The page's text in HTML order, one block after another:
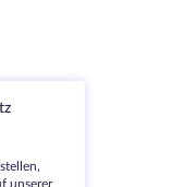
unserer